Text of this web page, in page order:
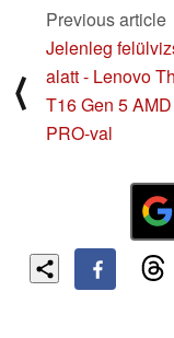
⟨
Previous article
Jelenleg
alatt - Lenovo
T16 Gen 5
PRO-val